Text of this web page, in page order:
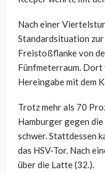
Nach einer
Standardsituation
Freistoßflanke von
Fünfmeterraum.
Hereingabe mit dem
Trotz mehr als 70
Hamburger gegen
schwer. Stattdessen
das HSV-Tor. Nach
über die Latte (32.).